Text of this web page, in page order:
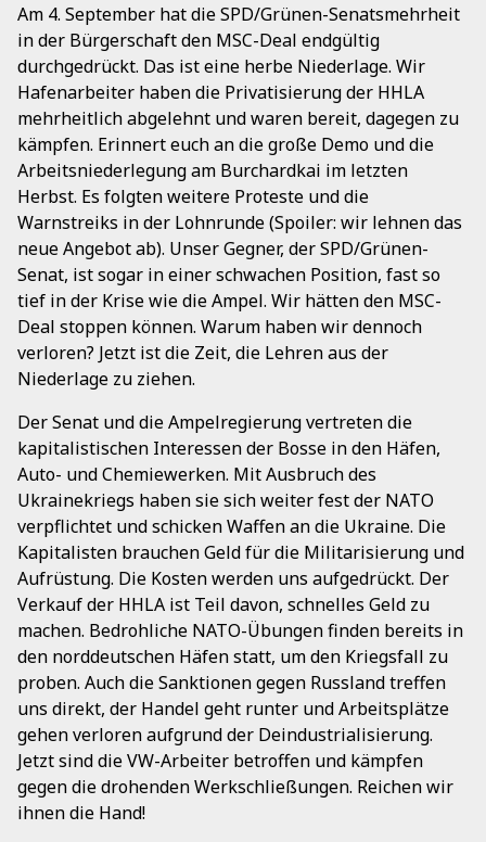
Am 4. September hat die SPD/Grünen-Senatsmehrheit
in der Bürgerschaft den MSC-Deal endgültig
durchgedrückt. Das ist eine herbe Niederlage. Wir
Hafenarbeiter haben die Privatisierung der HHLA
mehrheitlich abgelehnt und waren bereit, dagegen zu
kämpfen. Erinnert euch an die große Demo und die
Arbeitsniederlegung am Burchardkai im letzten
Herbst. Es folgten weitere Proteste und die
Warnstreiks in der Lohnrunde (Spoiler: wir lehnen das
neue Angebot ab). Unser Gegner, der SPD/Grünen-
Senat, ist sogar in einer schwachen Position, fast so
tief in der Krise wie die Ampel. Wir hätten den MSC-
Deal stoppen können. Warum haben wir dennoch
verloren? Jetzt ist die Zeit, die Lehren aus der
Niederlage zu ziehen.
Der Senat und die Ampelregierung vertreten die
kapitalistischen Interessen der Bosse in den Häfen,
Auto- und Chemiewerken. Mit Ausbruch des
Ukrainekriegs haben sie sich weiter fest der NATO
verpflichtet und schicken Waffen an die Ukraine. Die
Kapitalisten brauchen Geld für die Militarisierung und
Aufrüstung. Die Kosten werden uns aufgedrückt. Der
Verkauf der HHLA ist Teil davon, schnelles Geld zu
machen. Bedrohliche NATO-Übungen finden bereits in
den norddeutschen Häfen statt, um den Kriegsfall zu
proben. Auch die Sanktionen gegen Russland treffen
uns direkt, der Handel geht runter und Arbeitsplätze
gehen verloren aufgrund der Deindustrialisierung.
Jetzt sind die VW-Arbeiter betroffen und kämpfen
gegen die drohenden Werkschließungen. Reichen wir
ihnen die Hand!